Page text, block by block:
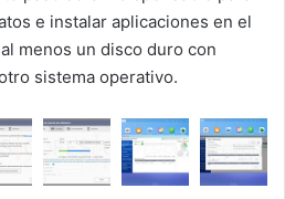
e instalar aplicaciones en el
menos un disco duro con
sistema operativo.